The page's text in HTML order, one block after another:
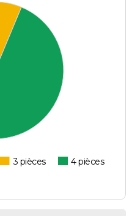
3 pièces
4 pièces